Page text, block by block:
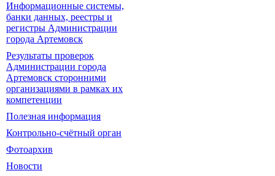
Информационные системы,
банки данных, реестры и
регистры Администрации
города Артемовск
Результаты проверок
Администрации города
Артемовск сторонними
организациями в рамках их
компетенции
Полезная информация
Контрольно-счётный орган
Фотоархив
Новости